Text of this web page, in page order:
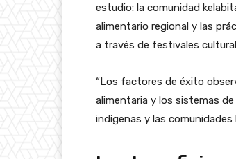
estudio: la comunidad
alimentario regional y las
a través de festivales
“Los factores de éxito
alimentaria y los sistemas
indígenas y las